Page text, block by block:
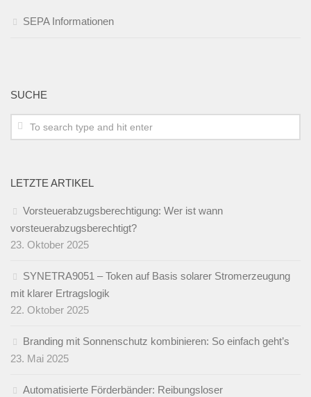
SEPA Informationen
SUCHE
LETZTE ARTIKEL
Vorsteuerabzugsberechtigung: Wer ist wann
vorsteuerabzugsberechtigt?
23. Oktober 2025
SYNETRA9051 – Token auf Basis solarer Stromerzeugung
mit klarer Ertragslogik
22. Oktober 2025
Branding mit Sonnenschutz kombinieren: So einfach geht’s
23. Mai 2025
Automatisierte Förderbänder: Reibungsloser